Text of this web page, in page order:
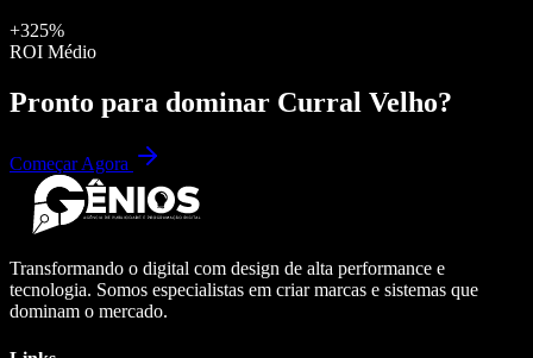
+325%
ROI Médio
Pronto para dominar Curral Velho?
Começar Agora
Transformando o digital com design de alta performance e
tecnologia. Somos especialistas em criar marcas e sistemas que
dominam o mercado.